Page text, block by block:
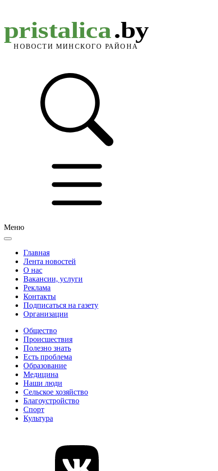
Меню
Главная
Лента новостей
О нас
Вакансии, услуги
Реклама
Контакты
Подписаться на газету
Организации
Общество
Происшествия
Полезно знать
Есть проблема
Образование
Медицина
Наши люди
Сельское хозяйство
Благоустройство
Спорт
Культура